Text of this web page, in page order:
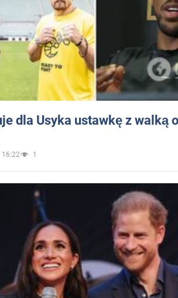
dla Usyka ustawkę z walką
16:22 1